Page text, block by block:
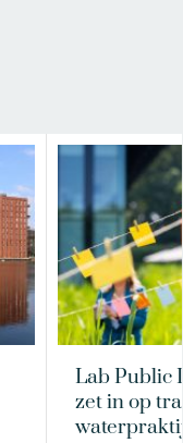
Lab Public
zet in op